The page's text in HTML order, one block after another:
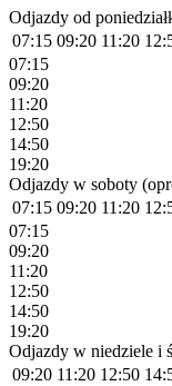
Odjazdy od
07:15 09:20 11:20
07:15
09:20
11:20
12:50
14:50
19:20
Odjazdy w soboty
07:15 09:20 11:20
07:15
09:20
11:20
12:50
14:50
19:20
Odjazdy w niedziele i
09:20 11:20 12:50